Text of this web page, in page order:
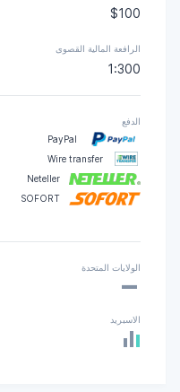
$100
الرافعة المالية القصوى
1:300
الدفع
PayPal
Wire transfer
Neteller
SOFORT
الولايات المتحدة
-
الاسبريد